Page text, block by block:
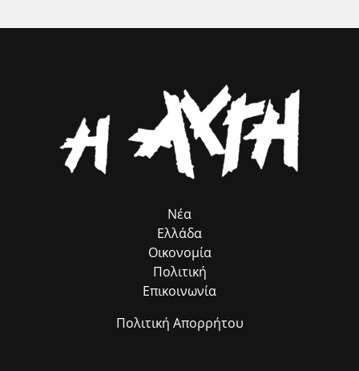
κληρονομιάς αποτελεί επένδυση στο μέλλον της Ηλείας και στις
Νέα
Ελλάδα
Οικονομία
Πολιτική
Επικοινωνία
Πολιτική Απορρήτου